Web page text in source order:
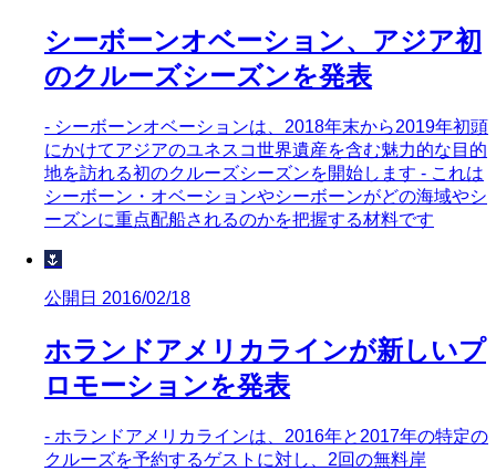
シーボーンオベーション、アジア初
のクルーズシーズンを発表
- シーボーンオベーションは、2018年末から2019年初頭
にかけてアジアのユネスコ世界遺産を含む魅力的な目的
地を訪れる初のクルーズシーズンを開始します - これは
シーボーン・オベーションやシーボーンがどの海域やシ
ーズンに重点配船されるのかを把握する材料です
🌷
公開日 2016/02/18
ホランドアメリカラインが新しいプ
ロモーションを発表
- ホランドアメリカラインは、2016年と2017年の特定の
クルーズを予約するゲストに対し、2回の無料岸